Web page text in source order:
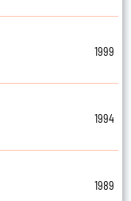
1999
1994
1989